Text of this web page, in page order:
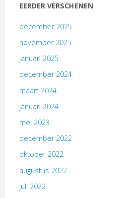
EERDER VERSCHENEN
december 2025
november 2025
januari 2025
december 2024
maart 2024
januari 2024
mei 2023
december 2022
oktober 2022
augustus 2022
juli 2022